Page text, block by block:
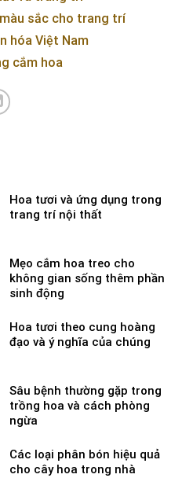
sắc cho trang trí
hóa Việt Nam
cắm hoa
Hoa tươi và ứng dụng trong
trang trí nội thất
Mẹo cắm hoa treo cho
không gian sống thêm phần
sinh động
Hoa tươi theo cung hoàng
đạo và ý nghĩa của chúng
Sâu bệnh thường gặp trong
trồng hoa và cách phòng
ngừa
Các loại phân bón hiệu quả
cho cây hoa trong nhà